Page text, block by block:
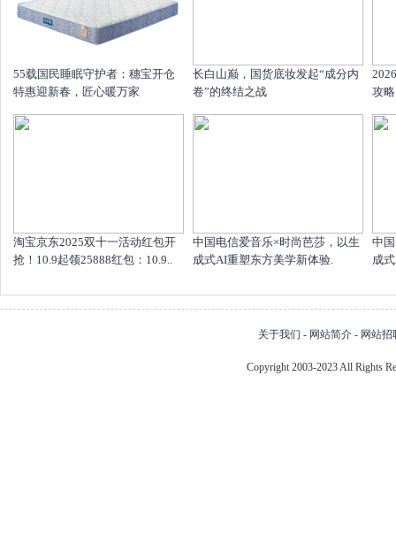
55载国民睡眠守护者：穗宝开仓
特惠迎新春，匠心暖万家
长白山巅，国货底妆发起“成分内
卷”的终结之战
攻略
淘宝京东2025双十一活动红包开
抢！10.9起领25888红包：10.9..
中国电信爱音乐×时尚芭莎，以生
成式AI重塑东方美学新体验.
中
成
关于我们 - 网站简介 - 网站招
Copyright 2003-2023 All Rights